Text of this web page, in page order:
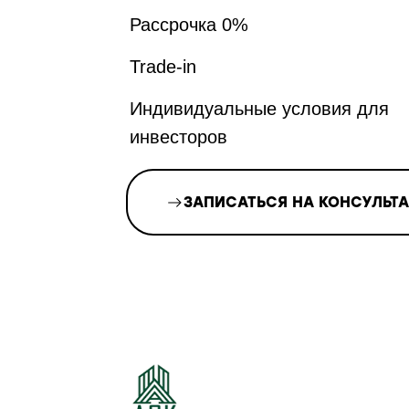
Рассрочка 0%
Индивидуальные условия для
инвесторов
Trade-in
ЗАПИСАТЬСЯ НА